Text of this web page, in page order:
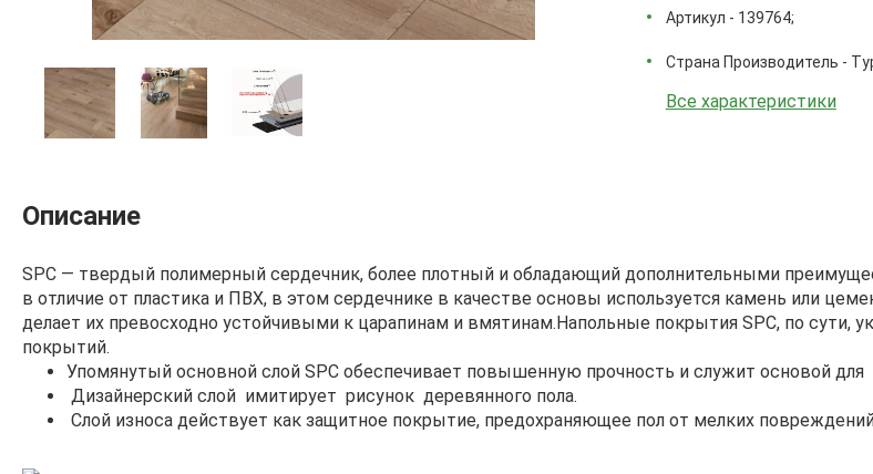
Артикул - 139764;
Страна Производитель -
Все характеристики
Описание
SPC — твердый полимерный сердечник, более плотный и обладающий дополнительными
в отличие от пластика и ПВХ, в этом сердечнике в качестве основы используется камень или
делает их превосходно устойчивыми к царапинам и вмятинам.Напольные покрытия SPC, по
покрытий.
Упомянутый основной слой SPC обеспечивает повышенную прочность и служит основой для
Дизайнерский слой имитирует рисунок деревянного пола.
Cлой износа действует как защитное покрытие, предохраняющее пол от мелких